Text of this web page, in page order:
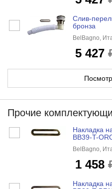
Слив-
бронза
BelBagno,
5 427
Прочие
Накладка
BB39-T-
BelBagno,
1 458
Накладка